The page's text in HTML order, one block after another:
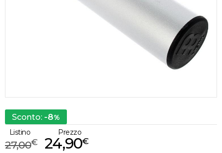
Sconto: -8%
Listino
€
27,00
Prezzo
€
24,90